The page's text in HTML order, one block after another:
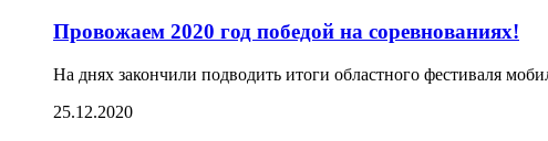
Провожаем 2020 год победой на соревнованиях!
На днях закончили подводить итоги областного фестиваля
25.12.2020